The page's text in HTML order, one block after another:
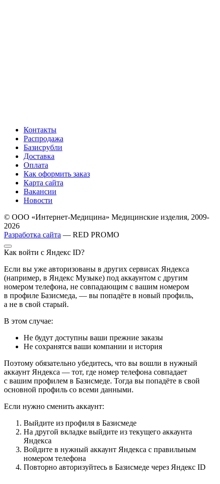
Контакты
Распродажа
Базисрубли
Доставка
Оплата
Как оформить заказ
Карта сайта
Вакансии
Новости
© ООО «Интернет-Медицина» Медицинские изделия, 2009-
2026
Разработка сайта — RED PROMO
Как войти с Яндекс ID?
Если вы уже авторизованы в других сервисах Яндекса
(например, в Яндекс Музыке) под аккаунтом с другим
номером телефона, не совпадающим с вашим номером
в профиле Базисмеда, — вы попадёте в новый профиль,
а не в свой старый.
В этом случае:
Не будут доступны ваши прежние заказы
Не сохранятся ваши компании и история
Поэтому обязательно убедитесь, что вы вошли в нужный
аккаунт Яндекса — тот, где номер телефона совпадает
с вашим профилем в Базисмеде. Тогда вы попадёте в свой
основной профиль со всеми данными.
Если нужно сменить аккаунт:
Выйдите из профиля в Базисмеде
На другой вкладке выйдите из текущего аккаунта
Яндекса
Войдите в нужный аккаунт Яндекса с правильным
номером телефона
Повторно авторизуйтесь в Базисмеде через Яндекс ID